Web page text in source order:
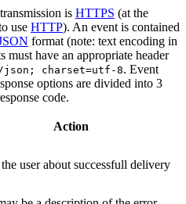
is HTTPS (at the
use HTTP). An event is contained
format (note: text encoding in
must have an appropriate header
json; charset=utf-8. Event
options are divided into 3
code.
Action
user about successfull delivery